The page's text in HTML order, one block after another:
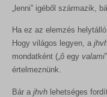
„lenni” igéből származik,
Ha ez az elemzés
Hogy világos legyen, a
mondatként („ő egy valami
értelmeznünk.
Bár a jhvh lehetséges